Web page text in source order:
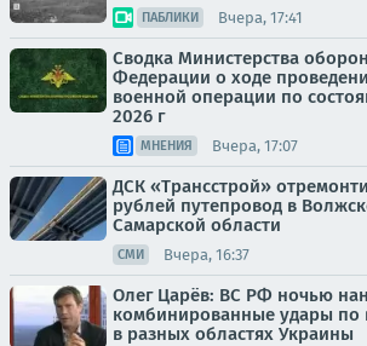
ПАБЛИКИ Вчера, 17:41
Сводка Министерства
Федерации о ходе
военной операции по
2026 г
МНЕНИЯ Вчера, 17:07
ДСК «Трансстрой»
рублей путепровод в
Самарской области
СМИ Вчера, 16:37
Олег Царёв: ВС РФ ночью
комбинированные удары по
в разных областях Украины